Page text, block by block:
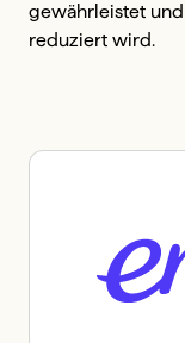
gewährleistet
reduziert wird.